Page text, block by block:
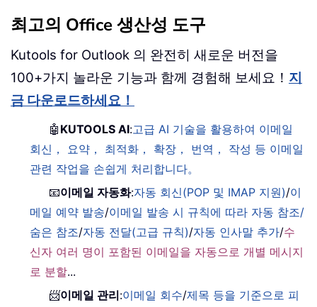
최고의 Office 생산성 도구
Kutools for Outlook 의 완전히 새로운 버전을
100+가지 놀라운 기능과 함께 경험해 보세요！ 지
금 다운로드하세요！
🤖 KUTOOLS AI:고급 AI 기술을 활용하여 이메일
회신， 요약， 최적화， 확장， 번역， 작성 등 이메일
관련 작업을 손쉽게 처리합니다。
📧이메일 자동화:자동 회신(POP 및 IMAP 지원)/이
메일 예약 발송/이메일 발송 시 규칙에 따라 자동 참조/
숨은 참조/자동 전달(고급 규칙)/자동 인사말 추가/수
신자 여러 명이 포함된 이메일을 자동으로 개별 메시지
로 분할...
📨이메일 관리:이메일 회수/제목 등을 기준으로 피